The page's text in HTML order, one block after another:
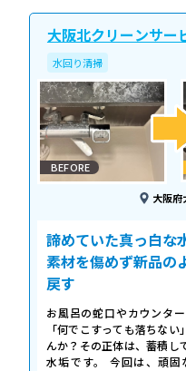
大阪北クリーンサー
水回り清掃
BEFORE
大阪府
諦めていた真っ白な
素材を傷めず新品の
戻す
お風呂の蛇口やカウンタ
「何でこすっても落ちな
んか？その正体は、蓄積し
水垢です。 今回は、頑固